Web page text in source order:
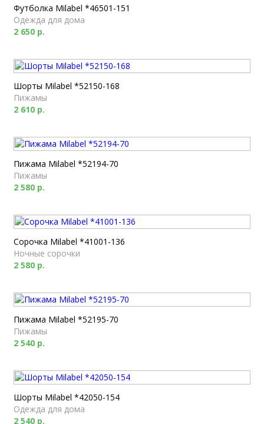
Футболка Milabel *46501-151
Одежда для дома
2 650 р.
Шорты Milabel *52150-168
Пижамы
2 610 р.
Пижама Milabel *52194-70
Пижамы
2 580 р.
Сорочка Milabel *41001-136
Ночные сорочки
2 580 р.
Пижама Milabel *52195-70
Пижамы
2 540 р.
Шорты Milabel *42050-154
Одежда для дома
2 540 р.